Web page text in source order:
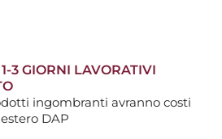
3 GIORNI LAVORATIVI
ingombranti avranno costi
DAP